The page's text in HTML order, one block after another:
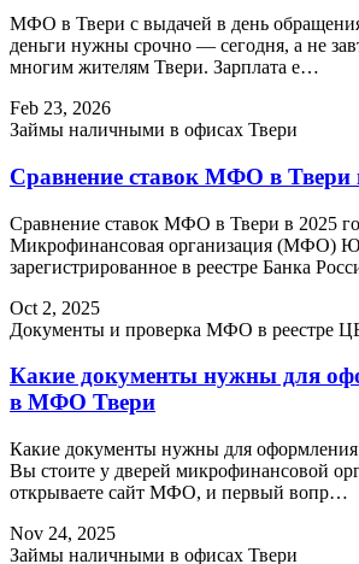
МФО в Твери с выдачей в день
деньги нужны срочно — сегодня, а не
многим жителям Твери. Зарплата е…
Feb 23, 2026
Займы наличными в офисах Твери
Сравнение ставок МФО в Твери
Сравнение ставок МФО в Твери в 2025
Микрофинансовая организация (МФО)
зарегистрированное в реестре Банка
Oct 2, 2025
Документы и проверка МФО в реестре
Какие документы нужны для
в МФО Твери
Какие документы нужны для
Вы стоите у дверей микрофинансовой
открываете сайт МФО, и первый вопр…
Nov 24, 2025
Займы наличными в офисах Твери